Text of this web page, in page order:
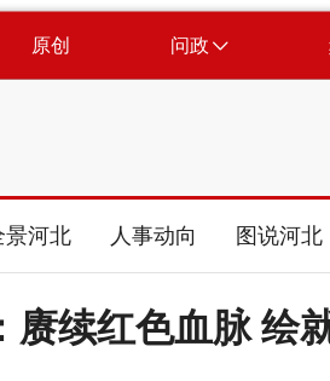
原创 问政
景河北 人事动向 图说河北
赓续红色血脉 绘